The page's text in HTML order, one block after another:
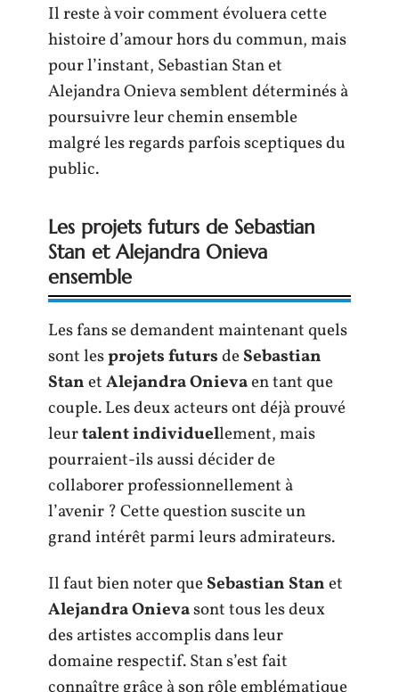
Il reste à voir comment évoluera cette
histoire d’amour hors du commun, mais
pour l’instant, Sebastian Stan et
Alejandra Onieva semblent déterminés à
poursuivre leur chemin ensemble
malgré les regards parfois sceptiques du
public.
Les projets futurs de Sebastian
Stan et Alejandra Onieva
ensemble
Les fans se demandent maintenant quels
sont lesprojets futursdeSebastian
StanetAlejandra Onievaen tant que
couple. Les deux acteurs ont déjà prouvé
leurtalent individuellement, mais
pourraient-ils aussi décider de
collaborer professionnellement à
l’avenir ? Cette question suscite un
grand intérêt parmi leurs admirateurs.
Il faut bien noter queSebastian Stanet
Alejandra Onievasont tous les deux
des artistes accomplis dans leur
domaine respectif. Stan s’est fait
connaître grâce à son rôle emblématique